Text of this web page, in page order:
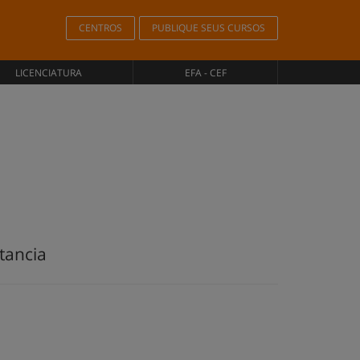
CENTROS PUBLIQUE SEUS CURSOS
LICENCIATURA EFA - CEF